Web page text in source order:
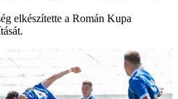
elkészítette a Román Kupa